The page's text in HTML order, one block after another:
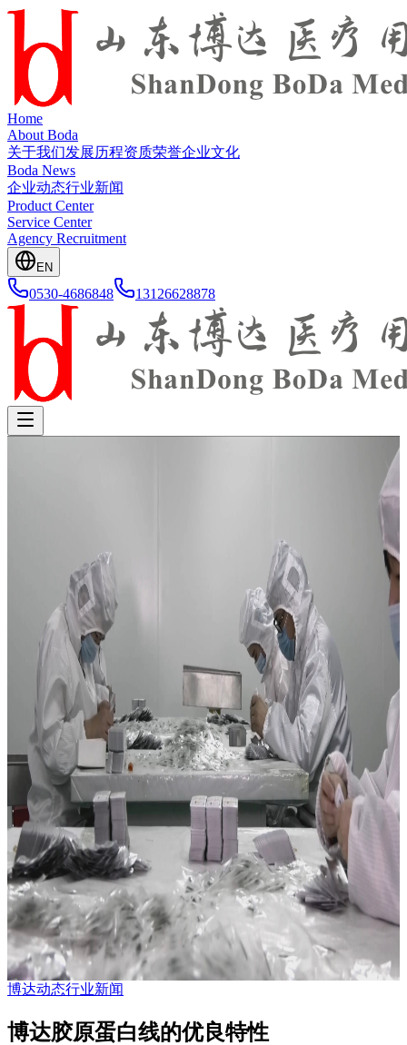
Home
About Boda
关于我们发展历程资质荣誉企业文化
Boda News
企业动态行业新闻
Product Center
Service Center
Agency Recruitment
EN
0530-4686848 13126628878
博达动态行业新闻
博达胶原蛋白线的优良特性